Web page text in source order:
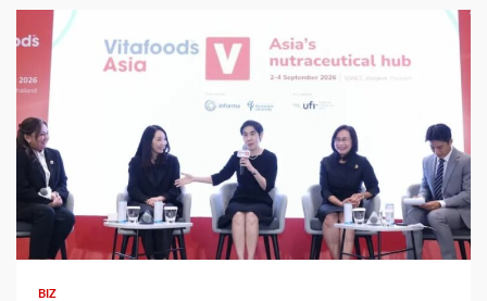
1 min read
BIZ